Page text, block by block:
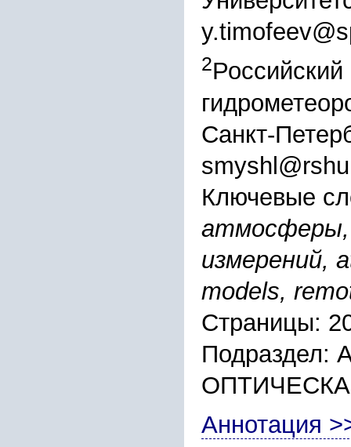
2Российский
Санкт-
Ключевые
измерений,
models,
Страницы:
Аннотация